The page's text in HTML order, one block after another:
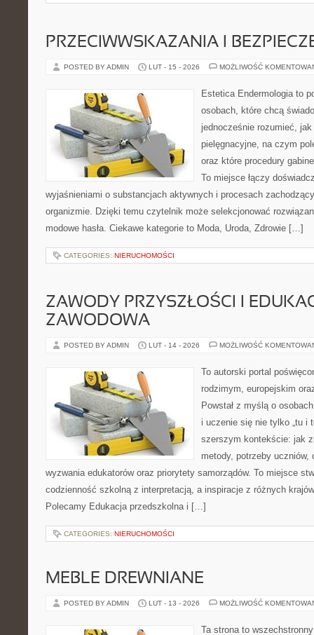
PRZECIWWSKAZANIA I
POSTED BY ADMIN LUT - 15 - 2026 MOŻLIWOŚĆ
Estetica Endermologia to
osobach, które chcą
jednocześnie rozumieć, jak
pielęgnacyjne, na czym
oraz które procedury
To miejsce łączy
wyjaśnieniami o substancjach aktywnych i procesach
organizmie. Dzięki temu czytelnik może selekcjonować
modowe hasła. Ciekawe kategorie to Moda, Uroda, Zdrowie […]
CATEGORIES: NIERUCHOMOŚCI
ZAWODY PRZYSZŁOŚCI I
ZAWODOWA
POSTED BY ADMIN LUT - 14 - 2026 MOŻLIWOŚĆ
To autorski portal
rodzimym, europejskim
Powstał z myślą o
i uczenie się nie tylko „tu i
szerszym kontekście: jak
metody, potrzeby uczniów,
wyzwania edukatorów oraz priorytety samorządów. To miejsce
codzienność szkolną z interpretacją, a inspiracje z różnych krajów
Polecamy Edukacja przedszkolna i […]
CATEGORIES: NIERUCHOMOŚCI
MEBLE DREWNIANE
POSTED BY ADMIN LUT - 13 - 2026 MOŻLIWOŚĆ
Ta strona to